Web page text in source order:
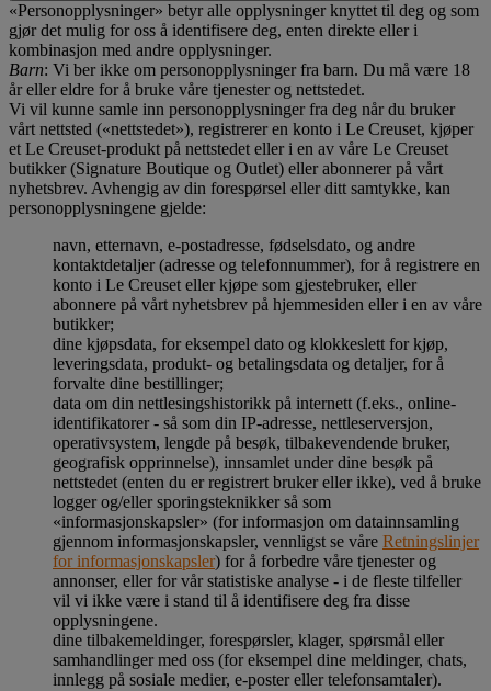
«Personopplysninger» betyr alle opplysninger knyttet til deg og som
gjør det mulig for oss å identifisere deg, enten direkte eller i
kombinasjon med andre opplysninger.
Barn: Vi ber ikke om personopplysninger fra barn. Du må være 18
år eller eldre for å bruke våre tjenester og nettstedet.
Vi vil kunne samle inn personopplysninger fra deg når du bruker
vårt nettsted («nettstedet»), registrerer en konto i Le Creuset, kjøper
et Le Creuset-produkt på nettstedet eller i en av våre Le Creuset
butikker (Signature Boutique og Outlet) eller abonnerer på vårt
nyhetsbrev. Avhengig av din forespørsel eller ditt samtykke, kan
personopplysningene gjelde:
navn, etternavn, e-postadresse, fødselsdato, og andre
kontaktdetaljer (adresse og telefonnummer), for å registrere en
konto i Le Creuset eller kjøpe som gjestebruker, eller
abonnere på vårt nyhetsbrev på hjemmesiden eller i en av våre
butikker;
dine kjøpsdata, for eksempel dato og klokkeslett for kjøp,
leveringsdata, produkt- og betalingsdata og detaljer, for å
forvalte dine bestillinger;
data om din nettlesingshistorikk på internett (f.eks., online-
identifikatorer - så som din IP-adresse, nettleserversjon,
operativsystem, lengde på besøk, tilbakevendende bruker,
geografisk opprinnelse), innsamlet under dine besøk på
nettstedet (enten du er registrert bruker eller ikke), ved å bruke
logger og/eller sporingsteknikker så som
«informasjonskapsler» (for informasjon om datainnsamling
gjennom informasjonskapsler, vennligst se våre Retningslinjer
for informasjonskapsler) for å forbedre våre tjenester og
annonser, eller for vår statistiske analyse - i de fleste tilfeller
vil vi ikke være i stand til å identifisere deg fra disse
opplysningene.
dine tilbakemeldinger, forespørsler, klager, spørsmål eller
samhandlinger med oss (for eksempel dine meldinger, chats,
innlegg på sosiale medier, e-poster eller telefonsamtaler).